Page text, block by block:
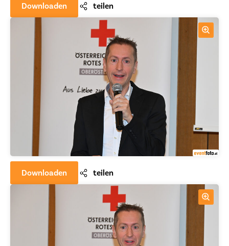
Downloaden teilen
Downloaden teilen